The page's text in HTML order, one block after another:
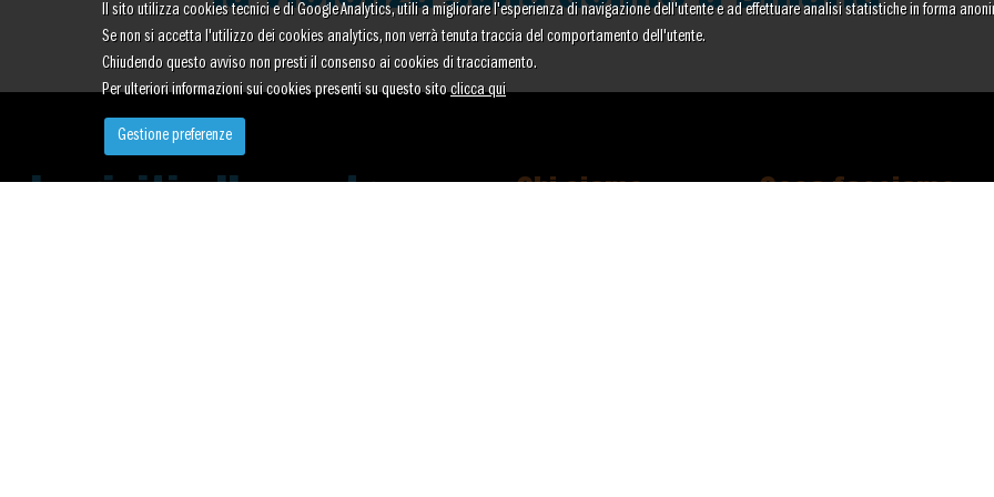
Iscriviti alla nostra
Chi siamo Cosa facciamo
Il sito utilizza cookies tecnici e di Google Analytics, utili a migliorare l'esperienza di navigazione dell'utente e ad effettuare analisi statistiche in forma
Se non si accetta l'utilizzo dei cookies analytics, non verrà tenuta traccia del comportamento dell'utente.
Chiudendo questo avviso non presti il consenso ai cookies di tracciamento.
Per ulteriori informazioni sui cookies presenti su questo sitoclicca qui
Gestione preferenze